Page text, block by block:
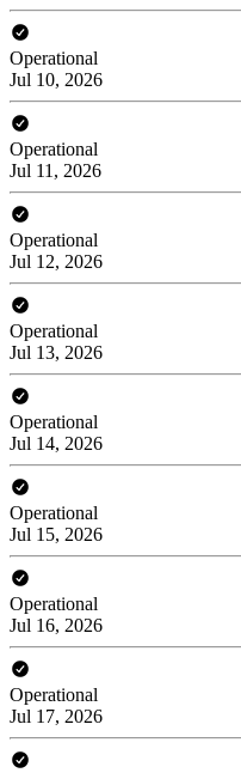
Operational
Jul 10, 2026
Operational
Jul 11, 2026
Operational
Jul 12, 2026
Operational
Jul 13, 2026
Operational
Jul 14, 2026
Operational
Jul 15, 2026
Operational
Jul 16, 2026
Operational
Jul 17, 2026